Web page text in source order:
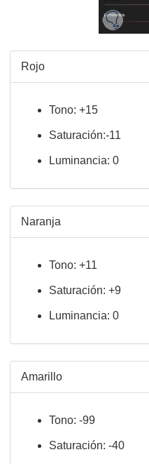
Rojo
Tono: +15
Saturación:-11
Luminancia: 0
Naranja
Tono: +11
Saturación: +9
Luminancia: 0
Amarillo
Tono: -99
Saturación: -40